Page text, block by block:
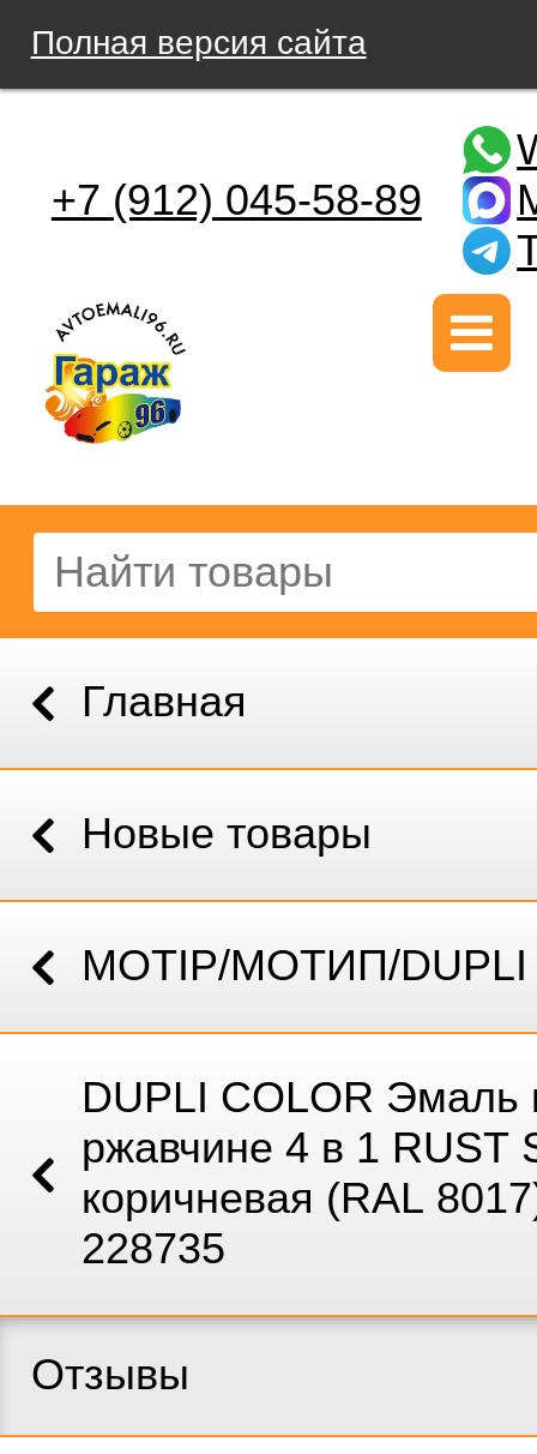
Полная версия сайта
+7 (912) 045-58-89
Главная
Новые товары
MOTIP/МОТИП/DUPLI
DUPLI COLOR Эмаль
ржавчине 4 в 1 RUST
коричневая (RAL
228735
Отзывы